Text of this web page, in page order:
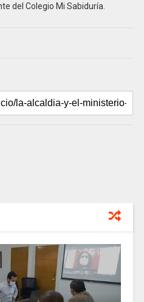
del Colegio Mi Sabiduría.